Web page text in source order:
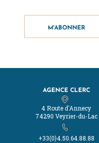
M'ABONNER
AGENCE CLERC
4 Route d'Annecy
74290 Veyrier-du-Lac
+33(0)4.50.64.88.88